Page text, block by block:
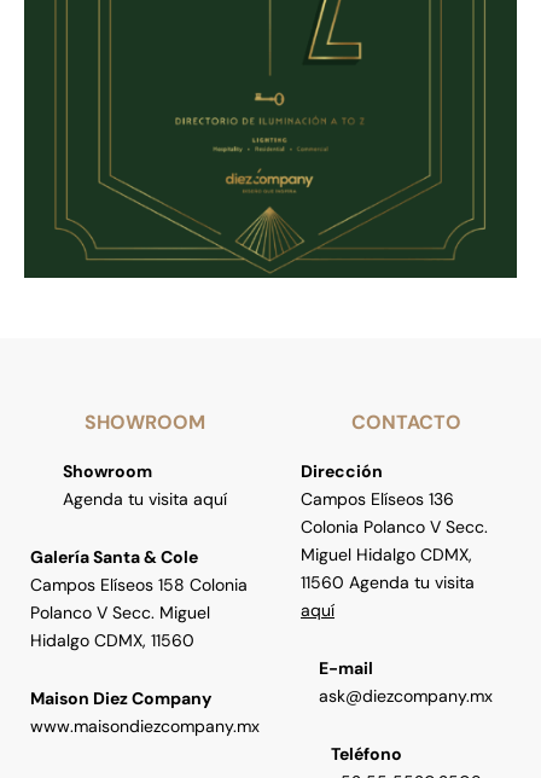
SHOWROOM
Showroom
Agenda tu visita aquí
Galería Santa & Cole
Campos Elíseos 158 Colonia
Polanco V Secc. Miguel
Hidalgo CDMX, 11560
Maison Diez Company
www.maisondiezcompany.mx
CONTACTO
Dirección
Campos Elíseos 136
Colonia Polanco V Secc.
Miguel Hidalgo CDMX,
11560 Agenda tu visita
aquí
E-mail
ask@diezcompany.mx
Teléfono